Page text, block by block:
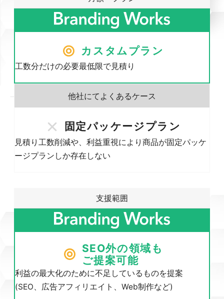
カスタムプラン
工数分だけの必要最低限で見積り
固定パッケージプラン
見積り工数削減や、利益重視により商品が固定パッケ
ージプランしか存在しない
支援範囲
SEO外の領域も
ご提案可能
利益の最大化のために不足しているものを提案
(SEO、広告アフィリエイト、Web制作など)